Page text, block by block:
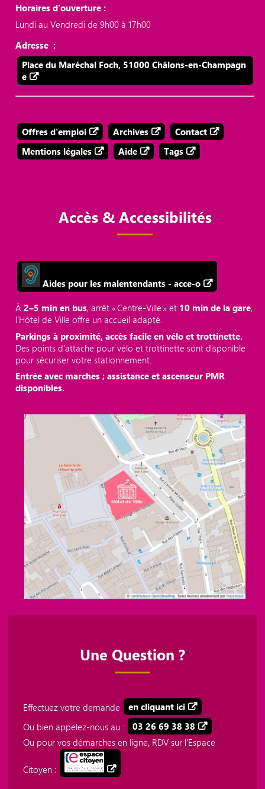
Horaires d'ouverture :
Lundi au Vendredi de 9h00 à 17h00
Adresse :
Place du Maréchal Foch, 51000 Châlons-en-Champagn
e
Offres d'emploi Archives
Contact
Mentions légales
Aide Tags
Accès & Accessibilités
Aides pour les malentendants - acce-o
À2–5 min en bus, arrêt « Centre‑Ville » et 10 min de la gare,
l’Hôtel de Ville offre un accueil adapté.
Parkings à proximité, accès facile en vélo et trottinette.
Des points d'attache pour vélo et trottinette sont disponible
pour sécuriser votre stationnement.
Entrée avec marches ; assistance et ascenseur PMR
disponibles.
Une Question ?
Effectuez votre demande
en cliquant ici
Ou bien appelez-nous au :
03 26 69 38 38
Ou pour vos démarches en ligne, RDV sur l'Espace
Citoyen :